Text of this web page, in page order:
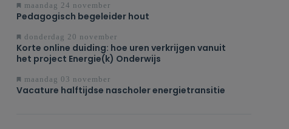
maandag 24 november
Pedagogisch begeleider hout
donderdag 20 november
Korte online duiding: hoe uren verkrijgen vanuit
het project Energie(k) Onderwijs
maandag 03 november
Vacature halftijdse nascholer energietransitie